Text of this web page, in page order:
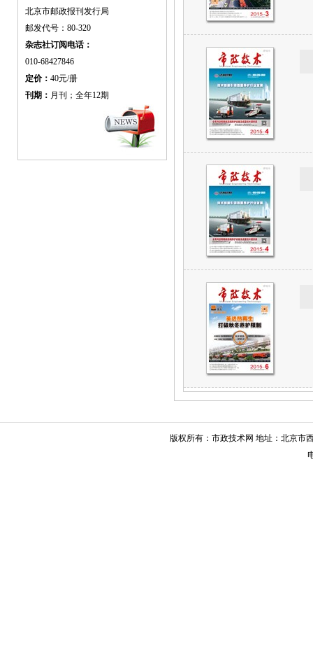
北京市邮政报刊发行局
邮发代号：80-320
杂志社订阅电话：
010-68427846
定价： 40元/册
刊期： 月刊；全年12期
版权所有：市政技术网 地址：北京市